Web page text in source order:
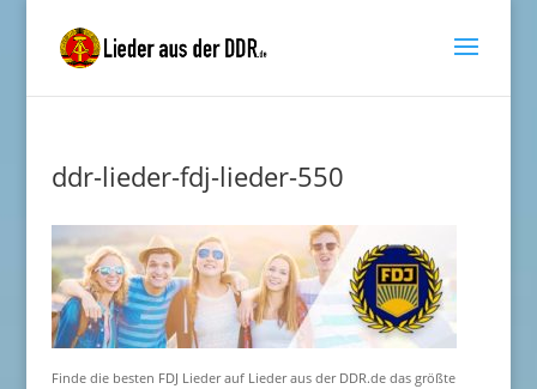
ddr-lieder-fdj-lieder-550
Finde die besten FDJ Lieder auf Lieder aus der DDR.de das größte